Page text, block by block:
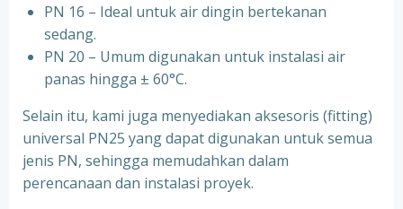
⁠PN 16 – Ideal untuk air dingin bertekanan
sedang.
⁠PN 20 – Umum digunakan untuk instalasi air
panas hingga ± 60°C.
Selain itu, kami juga menyediakan aksesoris (fitting)
universal PN25 yang dapat digunakan untuk semua
jenis PN, sehingga memudahkan dalam
perencanaan dan instalasi proyek.